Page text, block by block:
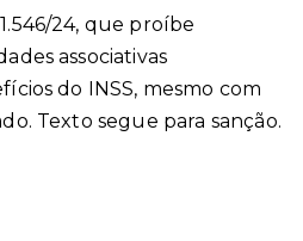
24, que proíbe
associativas
do INSS, mesmo com
Texto segue para sanção.